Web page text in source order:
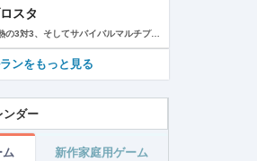
スタ
白熱の3対3、そしてサバイバルマルチプレイを楽しめるモバイルゲーム！3分間で展開する様々なゲームモード… 友達と共闘するもよし、一人で戦うもよし。 強力な必殺技や特殊能力を持ったキャラクターを入手して、アップグレードしましょう。ユニークなスキンを集めれば、戦場でひときわ目立つこと間違いなし！ブロスタワールドの不思議なステージで、バトルを繰り広げましょう！ ブロスタは無料でダウンロードおよびプレイが可能ですが、一部のゲーム内アイテムを有料で購入いただくことも可能です（ランダムなアイテムを含む）。ゲーム内アイテムの有料購入を希望しない場合は、デバイスの設定からアプリ内課金を無効にしてください。 様々なゲームモードで戦おう エメラルドハント（3対3）：チームの仲間と共に敵チームに勝利！エメラルドを10個集めたら最後まで守り抜きましょう。倒されるとエメラルドも失います。 バトルロイヤル（ソロ/デュオ）：生き残りをかけたサバイバルモード。キャラクターのパワーアップを集めましょう。デュオまたはソロモードを選んだら、大混乱の戦場で最後まで生き延びた者が勝者となります。そして勝者がすべてを独り占めします！ ブロストライカー（3対3）：ひと味違うゲームモードです！サッカーの腕試しといきましょう。先に2ゴールを決めたチームが勝利します。なおレッドカードはありませんので、激しいバトルにご注意ください。 賞金稼ぎ（3対3）：敵を倒して星を獲得！自分の星も守り抜きましょう。より多くの星を集めたチームの勝利です。 強奪（3対3）：チームの金庫を守りながら、敵チームの金庫の破壊を目指します。ひっそりと前進したら、豪快にお宝までの道を切り拓きましょう！ 特別イベント：期間限定の特別な対人および対CPUゲームモードです。 チャンピオンシップチャレンジ：ブロスタのゲーム内予選に参加して、eスポーツの世界に飛び込みましょう！ キャラクターのアンロックとアップグレード 強力な必殺技や特殊能力を持ったキャラクターを集めて、アップグレードしましょう。キャラクターを強化して、ユニークなスキンを集めましょう。 ブロスタパス クエストやブロスタボックス、エメラルド、ピンズ、そしてブロスタパス限定スキンなど、特典が盛りだくさん！シーズンごとに特典は変わります。 MVPプレイヤーになろう ローカルのランキングを駆け上がり、あなたの強さを証明しましょう！ どんな時も進化しよう 新たなキャラクターやスキン、マップ、特別イベント、ゲームモードを探し求めましょう。 特徴： 3対3のリアルタイム対戦で世界中のプレイヤーとバトル 白熱のモバイル向けサバイバルマルチプレイ 独自の攻撃や必殺技を持った、強力な新キャラクターをアンロック 日々入れ替わるイベントとゲームモード バトルは一人でも、フレンドと一緒でもプレイ可能 グローバルまたはローカルのランキングを駆け上がろう 仲間とクラブを結成したり参加したりして、情報交換しながら共に戦おう スキンをアンロックしてキャラクターをカスタマイズ プレイヤーが作った攻略の難しい新マップ クラッシュ・オブ・クラン、クラッシュ・ロワイヤル、ブーム・ビーチの制作会社がお届けするバトルゲーム！ サポート： サポートが必要な際は、ゲーム内の設定の「ヘルプとサポート」からご連絡いただくか、http://supercell.helpshift.com/a/brawl-stars/をご覧ください。 プライバシーポリシー： http://supercell.com/en/privacy-policy/jp/ サービス利用規約： http://supercell.com/en/terms-of-service/jp/ 保護者の皆さまへ： http://supercell.com/en/parents/jp/
ンをもっと見る
ンダー
ム 新作家庭用ゲーム